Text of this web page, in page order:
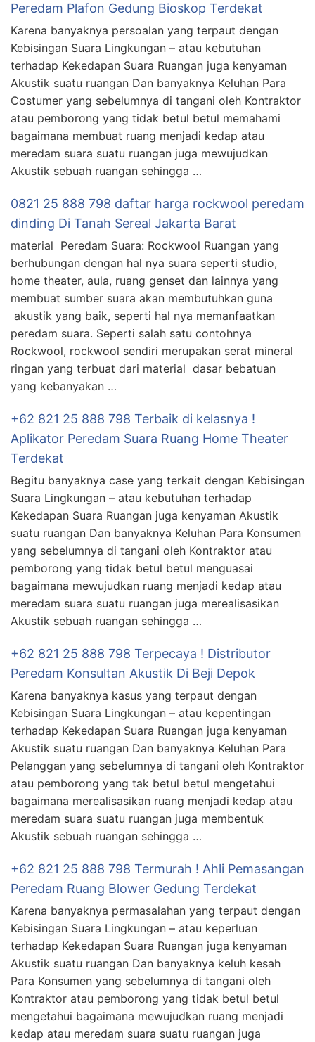
Peredam Plafon Gedung Bioskop Terdekat
Karena banyaknya persoalan yang terpaut dengan
Kebisingan Suara Lingkungan – atau kebutuhan
terhadap Kekedapan Suara Ruangan juga kenyaman
Akustik suatu ruangan Dan banyaknya Keluhan Para
Costumer yang sebelumnya di tangani oleh Kontraktor
atau pemborong yang tidak betul betul memahami
bagaimana membuat ruang menjadi kedap atau
meredam suara suatu ruangan juga mewujudkan
Akustik sebuah ruangan sehingga …
0821 25 888 798 daftar harga rockwool peredam
dinding Di Tanah Sereal Jakarta Barat
material Peredam Suara: Rockwool Ruangan yang
berhubungan dengan hal nya suara seperti studio,
home theater, aula, ruang genset dan lainnya yang
membuat sumber suara akan membutuhkan guna
akustik yang baik, seperti hal nya memanfaatkan
peredam suara. Seperti salah satu contohnya
Rockwool, rockwool sendiri merupakan serat mineral
ringan yang terbuat dari material dasar bebatuan
yang kebanyakan …
+62 821 25 888 798 Terbaik di kelasnya !
Aplikator Peredam Suara Ruang Home Theater
Terdekat
Begitu banyaknya case yang terkait dengan Kebisingan
Suara Lingkungan – atau kebutuhan terhadap
Kekedapan Suara Ruangan juga kenyaman Akustik
suatu ruangan Dan banyaknya Keluhan Para Konsumen
yang sebelumnya di tangani oleh Kontraktor atau
pemborong yang tidak betul betul menguasai
bagaimana mewujudkan ruang menjadi kedap atau
meredam suara suatu ruangan juga merealisasikan
Akustik sebuah ruangan sehingga …
+62 821 25 888 798 Terpecaya ! Distributor
Peredam Konsultan Akustik Di Beji Depok
Karena banyaknya kasus yang terpaut dengan
Kebisingan Suara Lingkungan – atau kepentingan
terhadap Kekedapan Suara Ruangan juga kenyaman
Akustik suatu ruangan Dan banyaknya Keluhan Para
Pelanggan yang sebelumnya di tangani oleh Kontraktor
atau pemborong yang tak betul betul mengetahui
bagaimana merealisasikan ruang menjadi kedap atau
meredam suara suatu ruangan juga membentuk
Akustik sebuah ruangan sehingga …
+62 821 25 888 798 Termurah ! Ahli Pemasangan
Peredam Ruang Blower Gedung Terdekat
Karena banyaknya permasalahan yang terpaut dengan
Kebisingan Suara Lingkungan – atau keperluan
terhadap Kekedapan Suara Ruangan juga kenyaman
Akustik suatu ruangan Dan banyaknya keluh kesah
Para Konsumen yang sebelumnya di tangani oleh
Kontraktor atau pemborong yang tidak betul betul
mengetahui bagaimana mewujudkan ruang menjadi
kedap atau meredam suara suatu ruangan juga